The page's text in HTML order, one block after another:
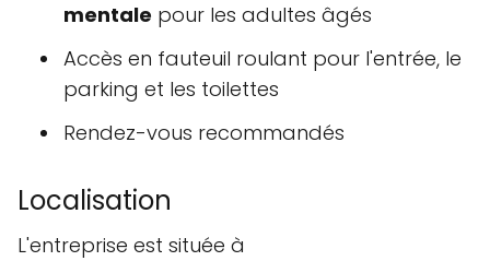
mentale pour les adultes âgés
Accès en fauteuil roulant pour l'entrée, le
parking et les toilettes
Rendez-vous recommandés
Localisation
L'entreprise est située à